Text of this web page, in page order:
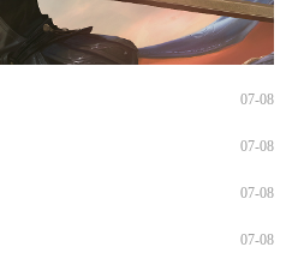
07-08
07-08
07-08
07-08